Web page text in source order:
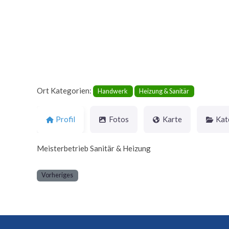
Ort Kategorien: Handwerk Heizung & Sanitär
Profil Fotos Karte
Meisterbetrieb Sanitär & Heizung
Vorheriges